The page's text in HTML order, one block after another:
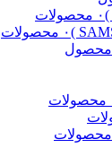
۰ محصولات
۰ محصولات